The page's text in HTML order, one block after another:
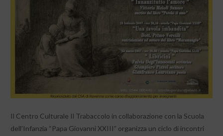
Il Centro Culturale Il Trabaccolo in collaborazione con la Scuola
dell’Infanzia “Papa Giovanni XXIII” organizza un ciclo di incontri